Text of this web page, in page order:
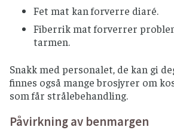
Fet mat kan forverre diaré.
Fiberrik mat forverrer
tarmen.
Snakk med personalet, de kan gi
finnes også mange brosjyrer om
som får strålebehandling.
Påvirkning av benmargen